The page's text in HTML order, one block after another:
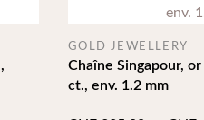
Chaîne Singapour,
ct., env. 1.2 mm
GOLD JEWELLERY